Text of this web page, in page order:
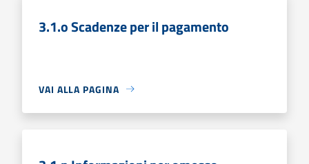
3.1.o Scadenze per il pagamento
VAI ALLA PAGINA